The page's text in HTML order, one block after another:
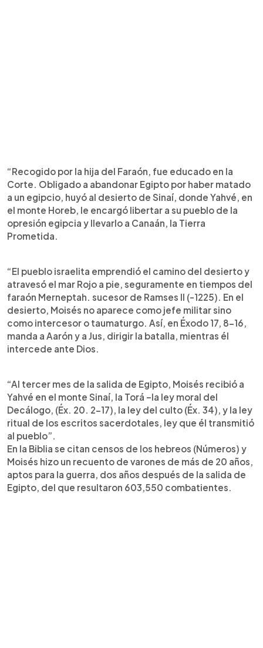
“Recogido por la hija del Faraón, fue educado en la
Corte. Obligado a abandonar Egipto por haber matado
a un egipcio, huyó al desierto de Sinaí, donde Yahvé, en
el monte Horeb, le encargó libertar a su pueblo de la
opresión egipcia y llevarlo a Canaán, la Tierra
Prometida.
“El pueblo israelita emprendió el camino del desierto y
atravesó el mar Rojo a pie, seguramente en tiempos del
faraón Merneptah. sucesor de Ramses II (-1225). En el
desierto, Moisés no aparece como jefe militar sino
como intercesor o taumaturgo. Así, en Éxodo 17, 8-16,
manda a Aarón y a Jus, dirigir la batalla, mientras él
intercede ante Dios.
“Al tercer mes de la salida de Egipto, Moisés recibió a
Yahvé en el monte Sinaí, la Torá –la ley moral del
Decálogo, (Éx. 20. 2-17), la ley del culto (Éx. 34), y la ley
ritual de los escritos sacerdotales, ley que él transmitió
al pueblo”.
En la Biblia se citan censos de los hebreos (Números) y
Moisés hizo un recuento de varones de más de 20 años,
aptos para la guerra, dos años después de la salida de
Egipto, del que resultaron 603,550 combatientes.